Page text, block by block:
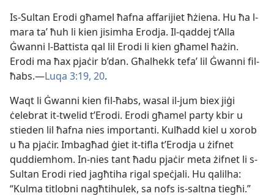
Is-Sultan Erodi għamel ħafna affarijiet ħżiena. Hu ħa l-​
mara taʼ ħuh li kien jisimha Erodja. Il-​qaddej t’Alla
Ġwanni l-​Battista qal lil Erodi li kien għamel ħażin.
Erodi ma ħax pjaċir b’dan. Għalhekk tefaʼ lil Ġwanni fil-​
ħabs.​—Luqa 3:​19, 20.
Waqt li Ġwanni kien fil-​ħabs, wasal il-​jum biex jiġi
ċelebrat it-​twelid t’Erodi. Erodi għamel party kbir u
stieden lil ħafna nies importanti. Kulħadd kiel u xorob
u ħa pjaċir. Imbagħad ġiet it-​tifla t’Erodja u żifnet
quddiemhom. In-​nies tant ħadu pjaċir meta żifnet li s-​
Sultan Erodi ried jagħtiha rigal speċjali. Hu qalilha:
“Kulma titlobni nagħtihulek, sa nofs is-​saltna tiegħi.”